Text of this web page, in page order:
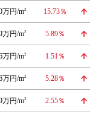
万円/m2 15.73％
万円/m2 5.89％
万円/m2 1.51％
万円/m2 5.28％
万円/m2 2.55％